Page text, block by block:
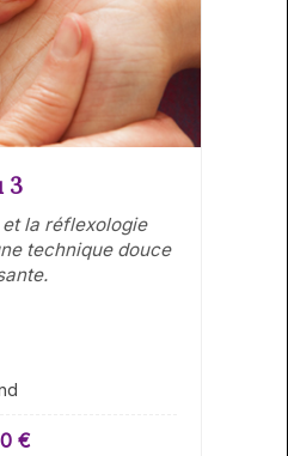
3
la réflexologie
technique douce
€